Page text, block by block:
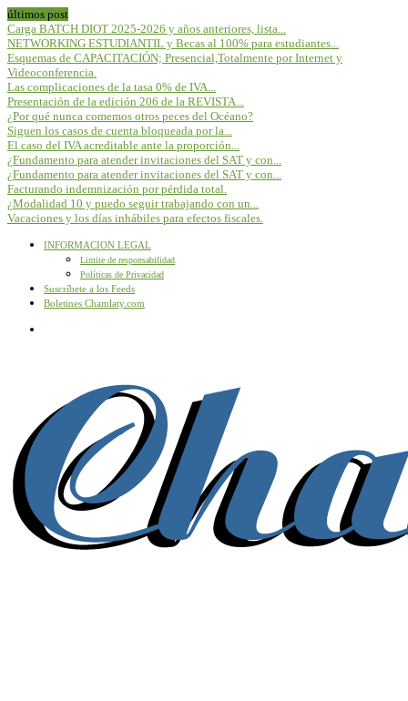
últimos post
Carga BATCH DIOT 2025-2026 y años anteriores, lista...
NETWORKING ESTUDIANTIL y Becas al 100% para estudiantes...
Esquemas de CAPACITACIÓN; Presencial,Totalmente por Internet y
Videoconferencia.
Las complicaciones de la tasa 0% de IVA...
Presentación de la edición 206 de la REVISTA...
¿Por qué nunca comemos otros peces del Océano?
Siguen los casos de cuenta bloqueada por la...
El caso del IVA acreditable ante la proporción...
¿Fundamento para atender invitaciones del SAT y con...
¿Fundamento para atender invitaciones del SAT y con...
Facturando indemnización por pérdida total.
¿Modalidad 10 y puedo seguir trabajando con un...
Vacaciones y los días inhábiles para efectos fiscales.
INFORMACION LEGAL
Limite de responsabilidad
Políticas de Privacidad
Suscríbete a los Feeds
Boletines Chamlaty.com